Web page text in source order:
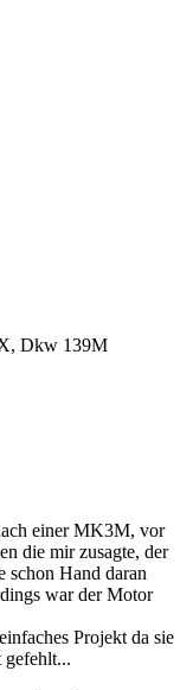
Dkw 139M
einer MK3M, vor
die mir zusagte, der
schon Hand daran
war der Motor
Projekt da sie
gefehlt...